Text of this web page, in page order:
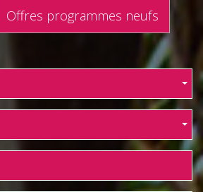
Offres programmes neufs